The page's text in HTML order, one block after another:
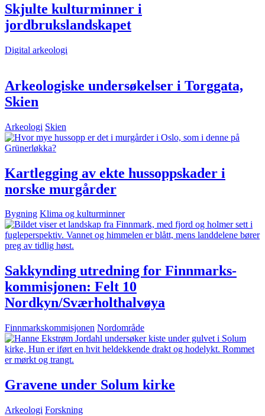
Skjulte kulturminner i
jordbrukslandskapet
Digital arkeologi
Arkeologiske undersøkelser i Torggata,
Skien
Arkeologi Skien
Kartlegging av ekte hussoppskader i
norske murgårder
Bygning Klima og kulturminner
Sakkynding utredning for Finnmarks-
kommisjonen: Felt 10
Nordkyn/Sværholthalvøya
Finnmarkskommisjonen Nordområde
Gravene under Solum kirke
Arkeologi Forskning